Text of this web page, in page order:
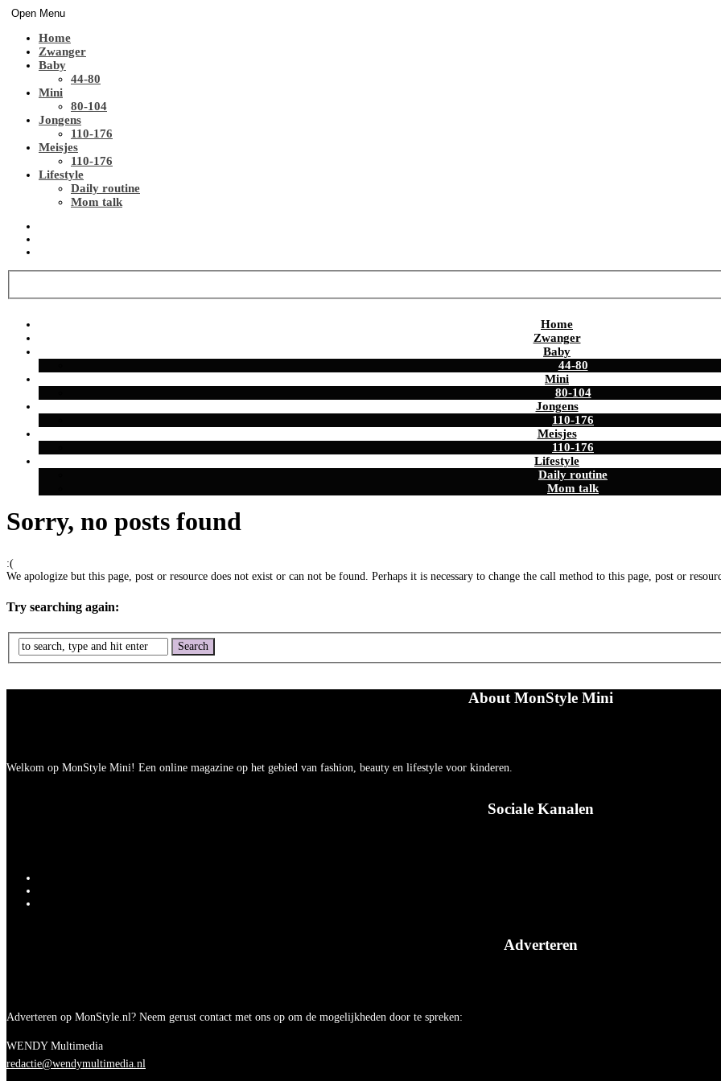
Open Menu
Home
Zwanger
Baby
44-80
Mini
80-104
Jongens
110-176
Meisjes
110-176
Lifestyle
Daily routine
Mom talk
Home
Zwanger
Baby
44-80
Mini
80-104
Jongens
110-176
Meisjes
110-176
Lifestyle
Daily routine
Mom talk
Sorry, no posts found
:(
We apologize but this page, post or resource does not exist or can not be found. Perhaps it is necessary to change the call method to this page, post or
Try searching again:
About MonStyle Mini
Welkom op MonStyle Mini! Een online magazine op het gebied van fashion, beauty en lifestyle voor kinderen.
Sociale Kanalen
Adverteren
Adverteren op MonStyle.nl? Neem gerust contact met ons op om de mogelijkheden door te spreken:
WENDY Multimedia
redactie@wendymultimedia.nl